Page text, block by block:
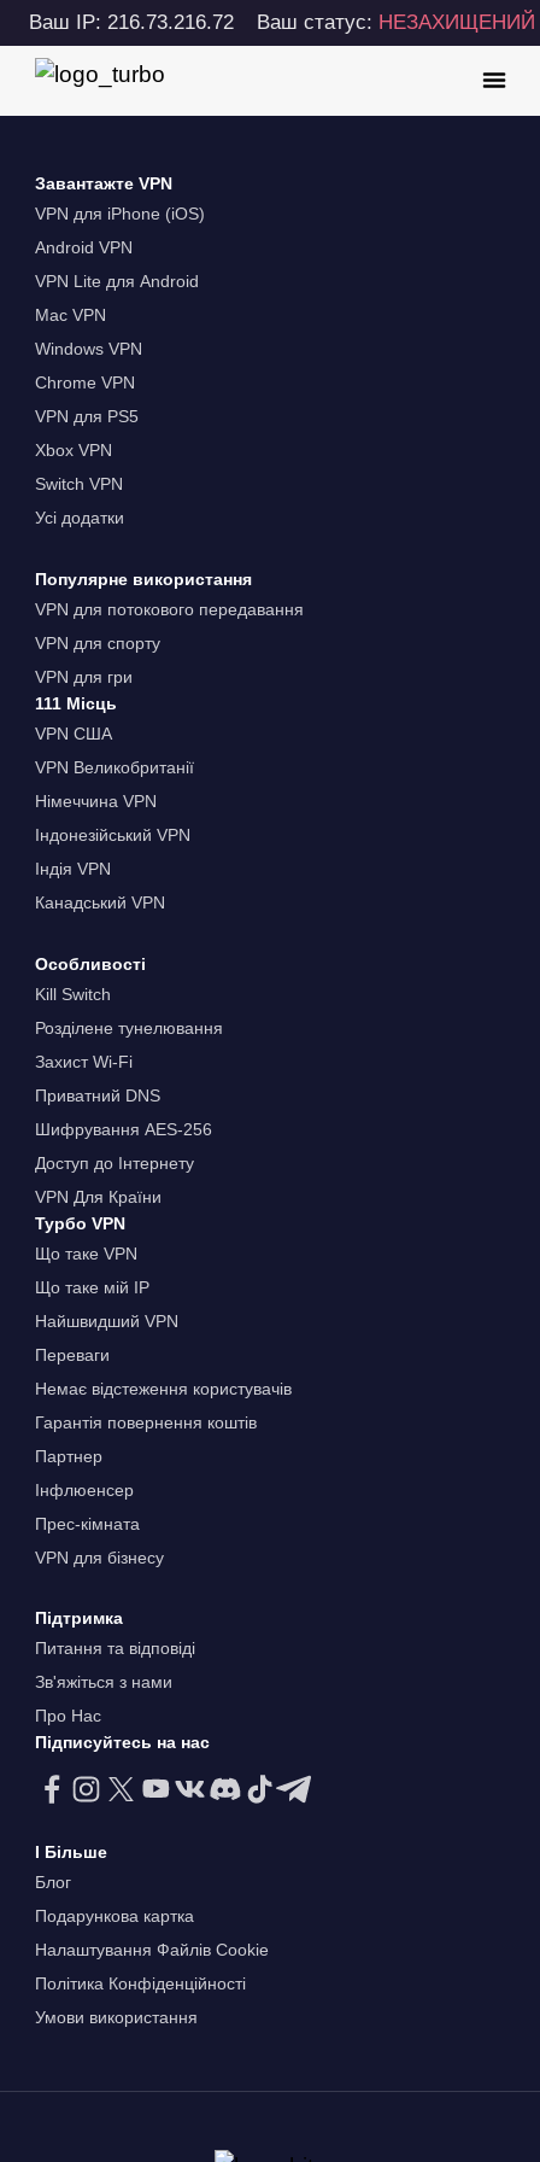
Ваш IP: 216.73.216.72 Ваш статус: НЕЗАХИЩЕНИЙ
Завантажте VPN
VPN для iPhone (iOS)
Android VPN
VPN Lite для Android
Mac VPN
Windows VPN
Chrome VPN
VPN для PS5
Xbox VPN
Switch VPN
Усі додатки
Популярне використання
VPN для потокового передавання
VPN для спорту
VPN для гри
111 Місць
VPN США
VPN Великобританії
Німеччина VPN
Індонезійський VPN
Індія VPN
Канадський VPN
Особливості
Kill Switch
Розділене тунелювання
Захист Wi-Fi
Приватний DNS
Шифрування AES-256
Доступ до Інтернету
VPN Для Країни
Турбо VPN
Що таке VPN
Що таке мій IP
Найшвидший VPN
Переваги
Немає відстеження користувачів
Гарантія повернення коштів
Партнер
Інфлюенсер
Прес-кімната
VPN для бізнесу
Підтримка
Питання та відповіді
Зв'яжіться з нами
Про Нас
Підписуйтесь на нас
І Більше
Блог
Подарункова картка
Налаштування Файлів Сookie
Політика Конфіденційності
Умови використання